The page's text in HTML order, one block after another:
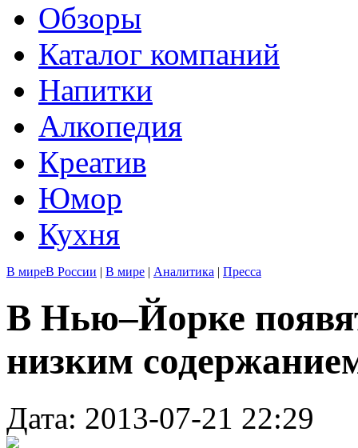
Обзоры
Каталог компаний
Напитки
Алкопедия
Креатив
Юмор
Кухня
В миреВ России | В мире | Аналитика | Пресса
В Нью–Йорке
низким
Дата: 2013-07-21 22:29